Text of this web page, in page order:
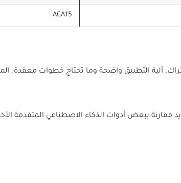
ACA15
آلية التطبيق واضحة وما تحتاج خطوات
مقارنة ببعض أدوات الذكاء الاصطناعي المتقدمة